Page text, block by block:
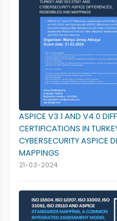
ASPICE V3.1 AND V4.0
CERTIFICATIONS IN
CYBERSECURITY ASPICE
MAPPINGS
21-03-2024